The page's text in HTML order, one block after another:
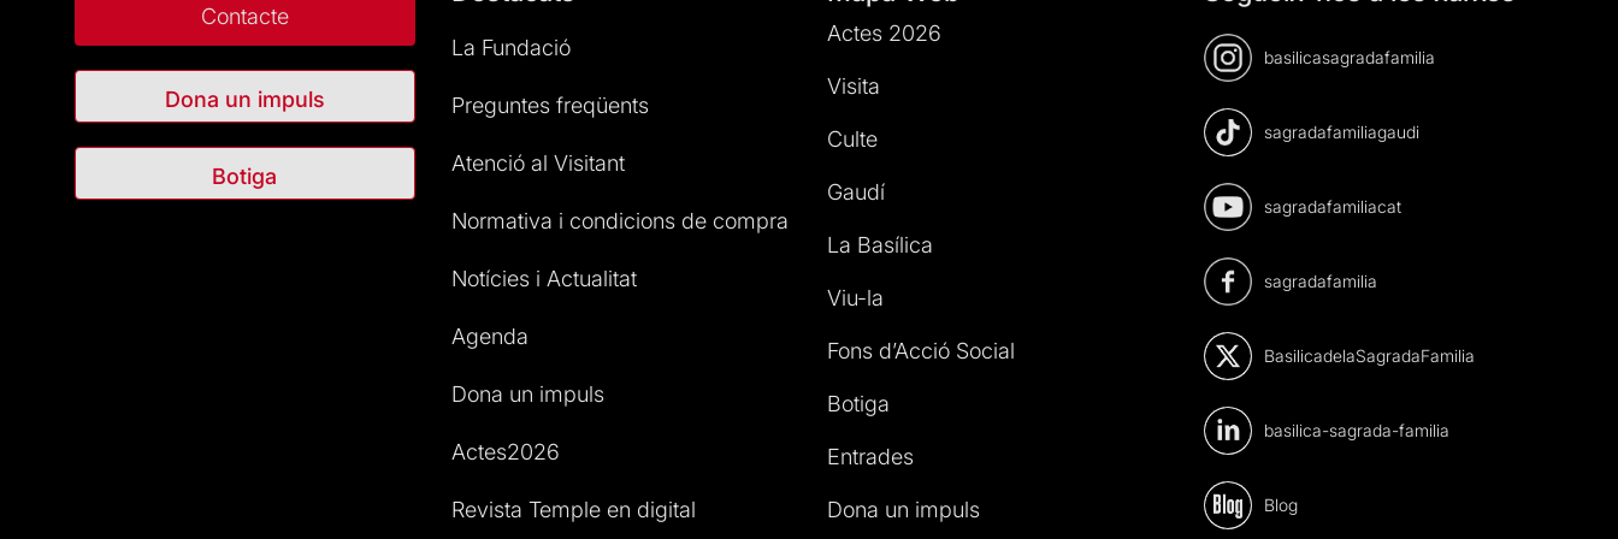
Contacte
Dona un impuls
Botiga
La Fundació
Preguntes freqüents
Atenció al Visitant
Normativa i condicions de compra
Notícies i Actualitat
Agenda
Dona un impuls
Actes2026
Revista Temple en digital
Actes 2026
Visita
Culte
Gaudí
La Basílica
Viu-la
Fons d’Acció Social
Botiga
Entrades
Dona un impuls
basilicasagradafamilia
sagradafamiliagaudi
sagradafamiliacat
sagradafamilia
BasilicadelaSagradaFamilia
basilica-sagrada-familia
Blog